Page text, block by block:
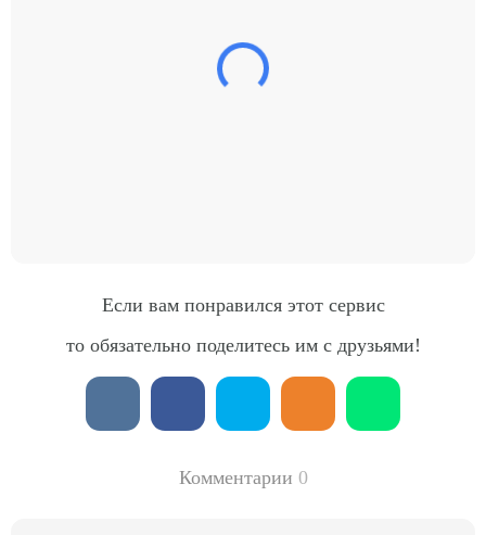
Если вам понравился этот сервис
то обязательно поделитесь им с друзьями!
Комментарии 0